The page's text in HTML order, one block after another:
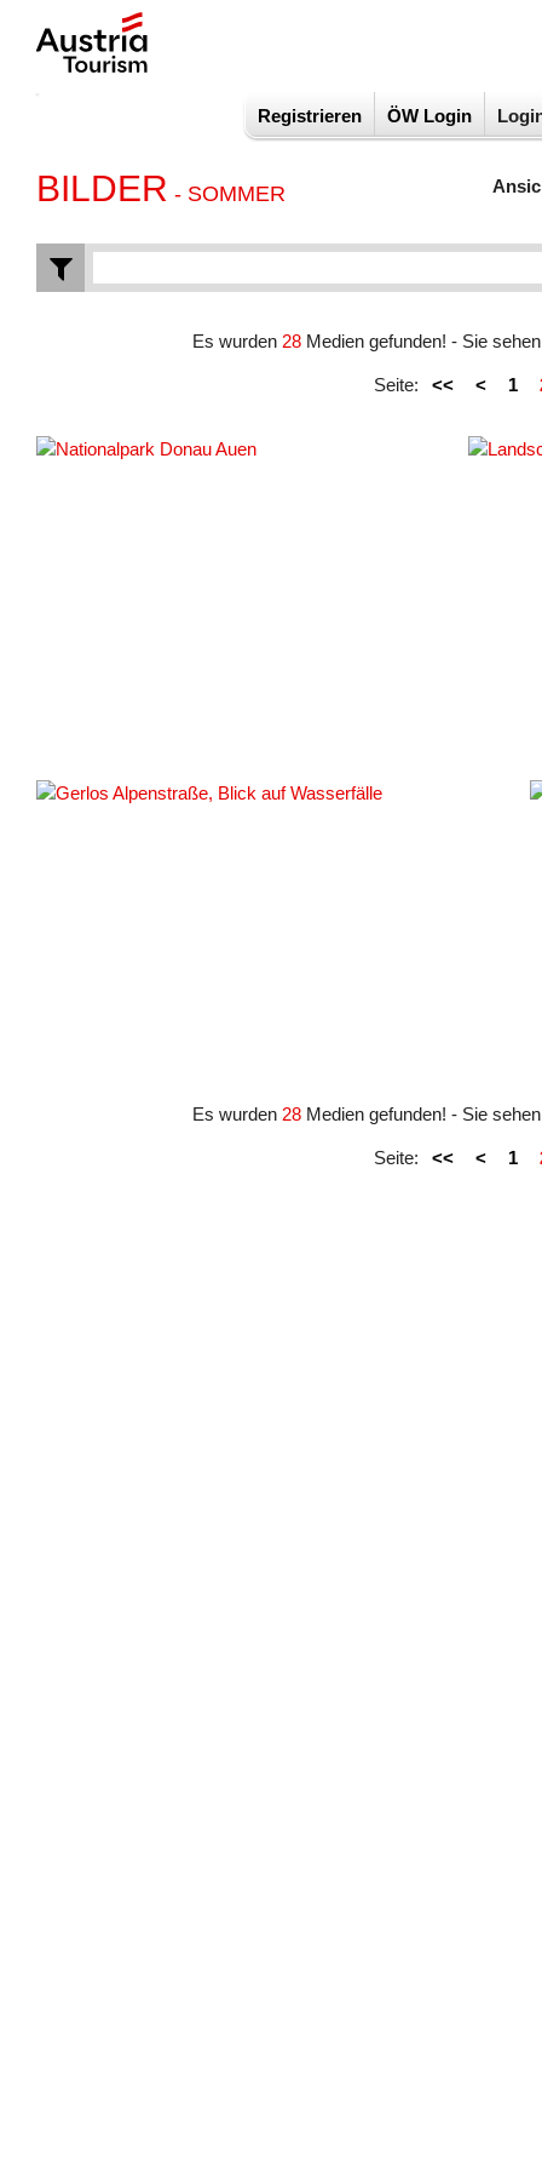
Registrieren ÖW Login
BILDER - SOMMER
Es wurden 28 Medien gefunden! - Sie
Seite: << < 1
Es wurden 28 Medien gefunden! - Sie
Seite: << < 1